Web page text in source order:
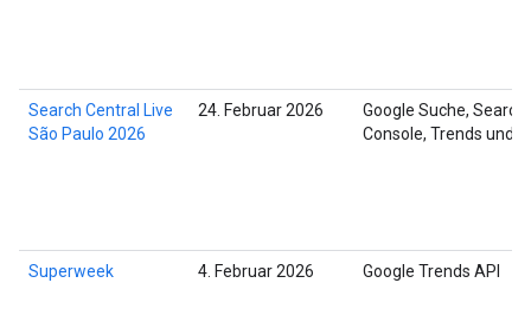
Search Central Live
São Paulo 2026
24. Februar 2026
Google Suche, Search
Console, Trends und
Superweek 4. Februar 2026 Google Trends API